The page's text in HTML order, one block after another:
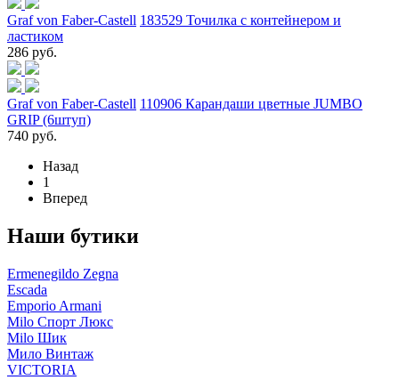
Graf von Faber-Castell 183529 Точилка с контейнером и
ластиком
286 руб.
Graf von Faber-Castell 110906 Карандаши цветные JUMBO
GRIP (6штуп)
740 руб.
Назад
1
Вперед
Наши бутики
Ermenegildo Zegna
Escada
Emporio Armani
Milo Спорт Люкс
Milo Шик
Мило Винтаж
VICTORIA